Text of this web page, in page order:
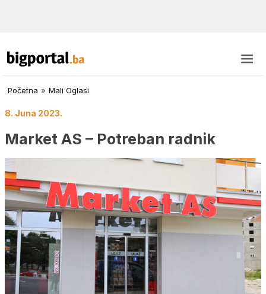
Početna » Mali Oglasi
8. Juna 2023.
Market AS – Potreban radnik